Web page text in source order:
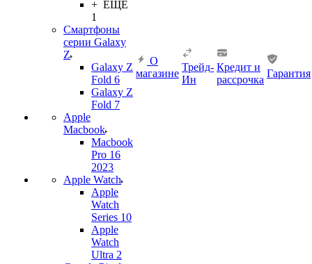
+ ЕЩЕ
1
Смартфоны
серии Galaxy
Z
Galaxy Z
Fold 6
Galaxy Z
Fold 7
Apple
Macbook
Macbook
Pro 16
2023
Apple Watch
Apple
Watch
Series 10
Apple
Watch
Ultra 2
О
магазине
Трейд-
Ин
Кредит и
рассрочка
Гарантия